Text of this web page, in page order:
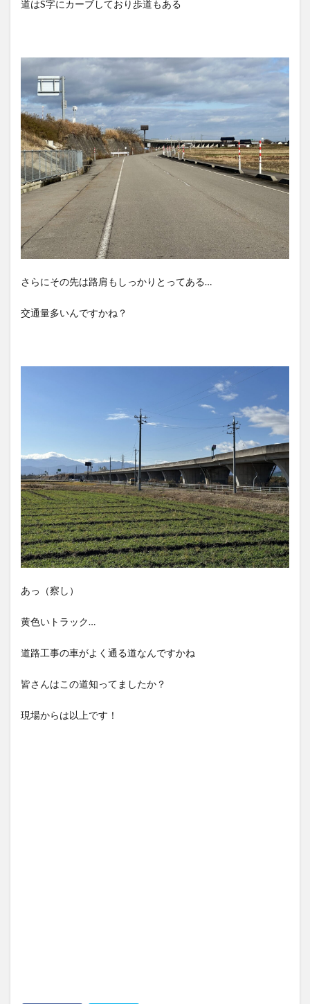
道はS字にカーブしており歩道もある
さらにその先は路肩もしっかりとってある…
交通量多いんですかね？
あっ（察し）
黄色いトラック…
道路工事の車がよく通る道なんですかね
皆さんはこの道知ってましたか？
現場からは以上です！